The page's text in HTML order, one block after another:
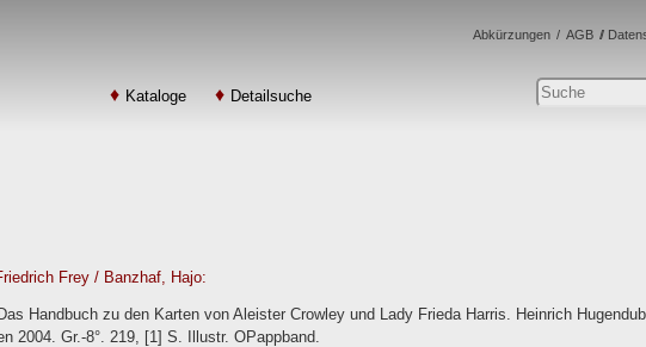
Kataloge Detailsuche
Abkürzungen AGB
Frey / Banzhaf, Hajo:
Handbuch zu den Karten von Aleister Crowley und Lady Frieda Harris. Heinrich
2004. Gr.-8°. 219, [1] S. Illustr. OPappband.